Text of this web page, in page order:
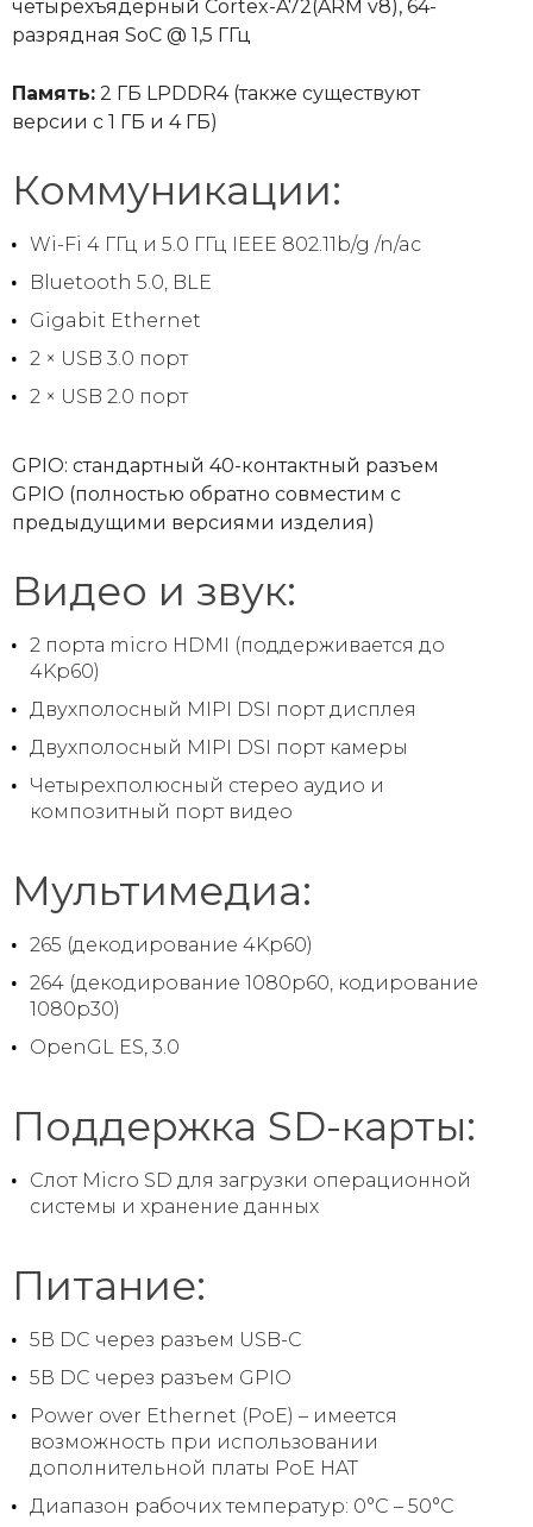
четырехъядерный Cortex-A72(ARM v8), 64-
разрядная SoC @ 1,5 ГГц
Память: 2 ГБ LPDDR4 (также существуют
версии с 1 ГБ и 4 ГБ)
Коммуникации:
Wi-Fi 4 ГГц и 5.0 ГГц IEEE 802.11b/g /n/ac
Bluetooth 5.0, BLE
Gigabit Ethernet
2 × USB 3.0 порт
2 × USB 2.0 порт
GPIO: стандартный 40-контактный разъем
GPIO (полностью обратно совместим с
предыдущими версиями изделия)
Видео и звук:
2 порта micro HDMI (поддерживается до
4Kp60)
Двухполосный MIPI DSI порт дисплея
Двухполосный MIPI DSI порт камеры
Четырехполюсный стерео аудио и
композитный порт видео
Мультимедиа:
265 (декодирование 4Kp60)
264 (декодирование 1080p60, кодирование
1080p30)
OpenGL ES, 3.0
Поддержка SD-карты:
Слот Micro SD для загрузки операционной
системы и хранение данных
Питание:
5В DC через разъем USB-C
5В DC через разъем GPIO
Power over Ethernet (PoE) – имеется
возможность при использовании
дополнительной платы PoE HAT
Диапазон рабочих температур: 0°С – 50°С